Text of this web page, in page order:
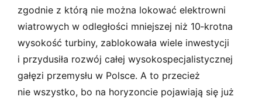
zgodnie z którą nie można lokować elektrowni
wiatrowych w odległości mniejszej niż 10‑krotna
wysokość turbiny, zablokowała wiele inwestycji
i przydusiła rozwój całej wysokospecjalistycznej
gałęzi przemysłu w Polsce. A to przecież
nie wszystko, bo na horyzoncie pojawiają się już